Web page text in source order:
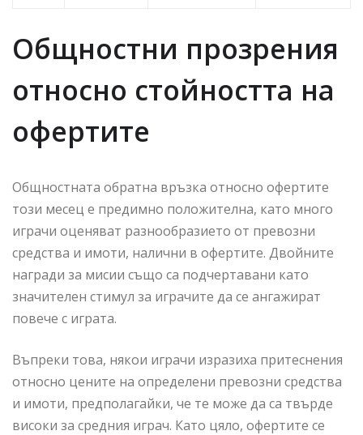
Общностни прозрения
относно стойността на
офертите
Общностната обратна връзка относно офертите
този месец е предимно положителна, като много
играчи оценяват разнообразието от превозни
средства и имоти, налични в офертите. Двойните
награди за мисии също са подчертавани като
значителен стимул за играчите да се ангажират
повече с играта.
Въпреки това, някои играчи изразиха притеснения
относно цените на определени превозни средства
и имоти, предполагайки, че те може да са твърде
високи за средния играч. Като цяло, офертите се